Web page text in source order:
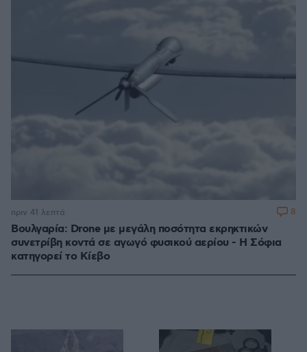
Βουλγαρία: Drone με μεγάλη ποσότητα εκρηκτικών
συνετρίβη κοντά σε αγωγό φυσικού αερίου - Η Σόφια
κατηγορεί το Κίεβο
πριν 41 λεπτά 8